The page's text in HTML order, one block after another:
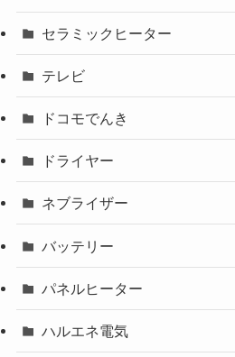
セラミックヒーター
テレビ
ドコモでんき
ドライヤー
ネブライザー
バッテリー
パネルヒーター
ハルエネ電気